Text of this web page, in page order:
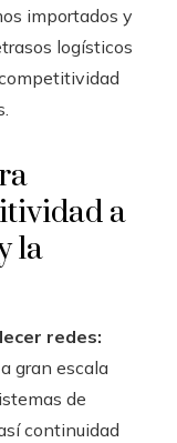
importados y
logísticos
a
la
redes:
gran escala
de
continuidad